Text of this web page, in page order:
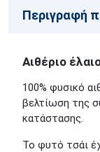
Περιγραφή
Αιθέριο
100% φυσικό
βελτίωση της
κατάστασης.
Το φυτό τσάι